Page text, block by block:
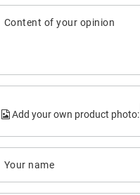
Content of your opinion
Add your own product photo:
Your name